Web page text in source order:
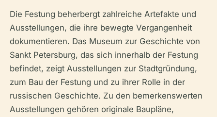
Die Festung beherbergt zahlreiche Artefakte und
Ausstellungen, die ihre bewegte Vergangenheit
dokumentieren. Das Museum zur Geschichte von
Sankt Petersburg, das sich innerhalb der Festung
befindet, zeigt Ausstellungen zur Stadtgründung,
zum Bau der Festung und zu ihrer Rolle in der
russischen Geschichte. Zu den bemerkenswerten
Ausstellungen gehören originale Baupläne,